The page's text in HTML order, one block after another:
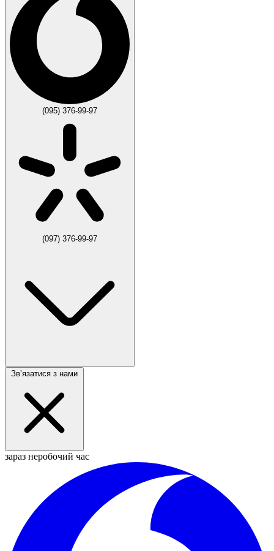
(095) 376-99-97
(097) 376-99-97
Звʼязатися з нами
зараз неробочий час